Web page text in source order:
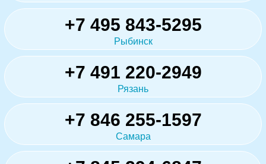
+7 495 843-5295
Рыбинск
+7 491 220-2949
Рязань
+7 846 255-1597
Самара